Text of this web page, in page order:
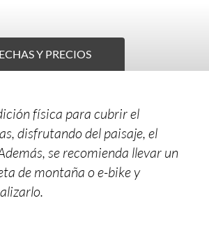
Y PRECIOS
física para cubrir el
disfrutando del paisaje, el
se recomienda llevar un
de montaña o e-bike y